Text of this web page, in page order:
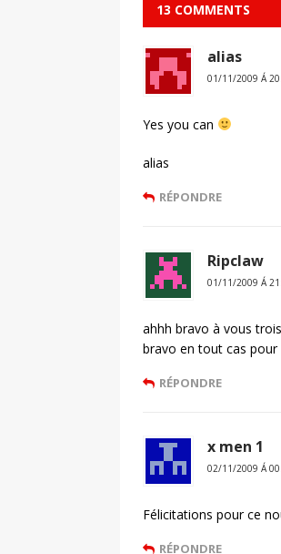
13 COMMENTS
alias
01/11/2009 Á
Yes you can
alias
RÉPONDRE
Ripclaw
01/11/2009 Á
ahhh bravo à vous
bravo en tout cas
RÉPONDRE
x men 1
02/11/2009 Á
Félicitations pour ce
RÉPONDRE